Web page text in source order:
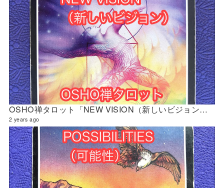
OSHO禅タロット「NEW VISION（新しいビジョン）」の解説 2024年5月の門鑑定（立門）
2 years ago